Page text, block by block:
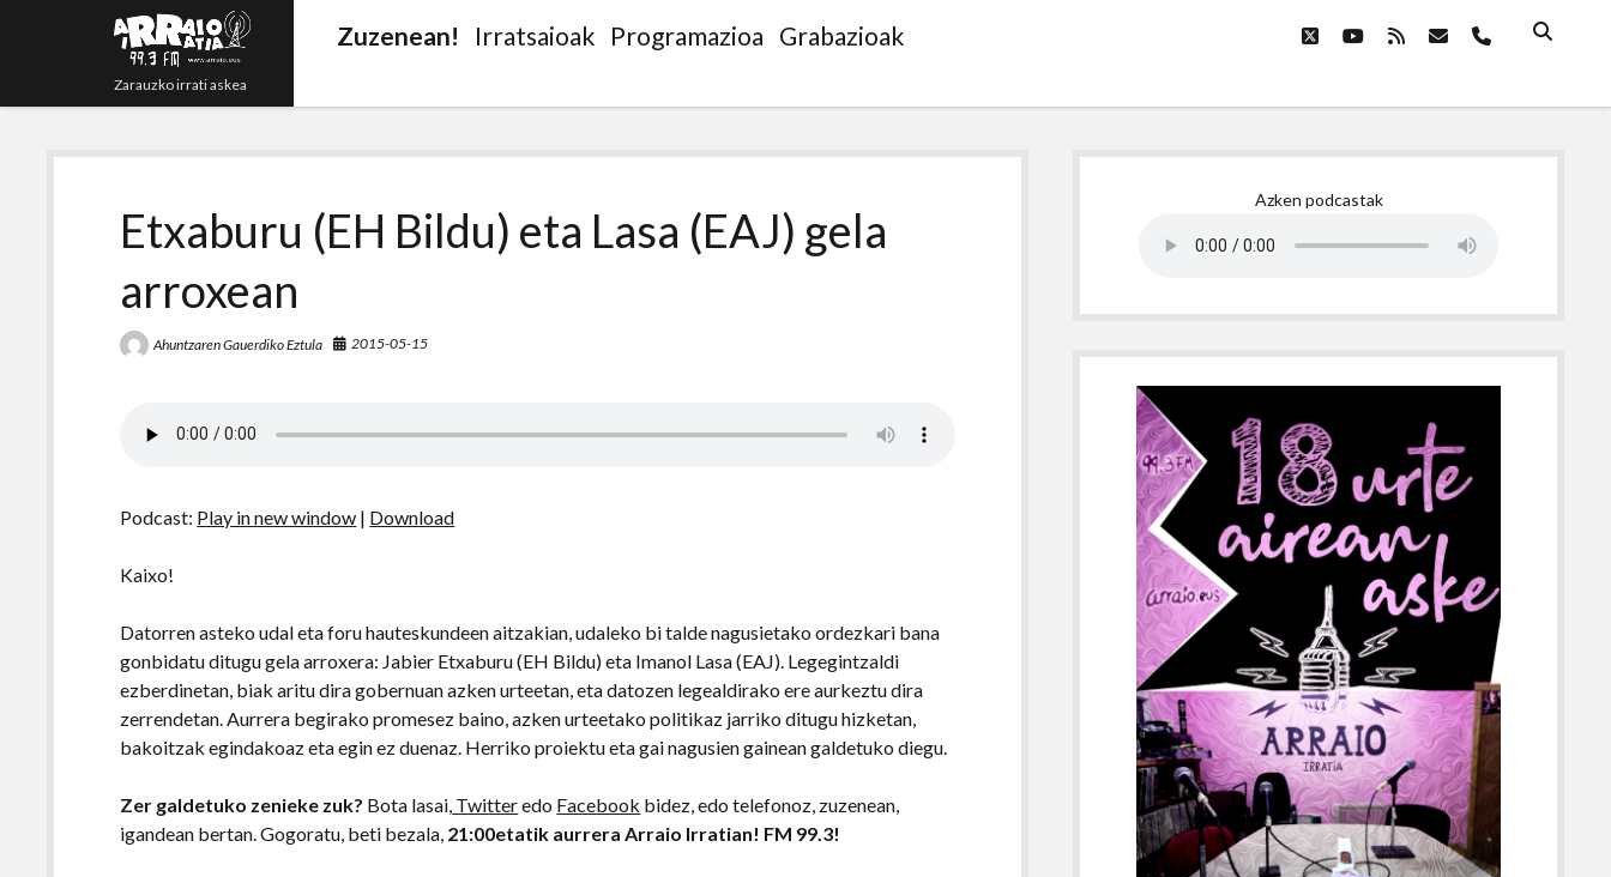
Zarauzko irrati askea
Zuzenean! Irratsaioak Programazioa Grabazioak twitteryoutube
rss emailphone
Etxaburu (EH Bildu) eta Lasa (EAJ) gela
arroxean
Ahuntzaren Gauerdiko Eztula 2015-05-15
Podcast: Play in new window | Download
Kaixo!
Datorren asteko udal eta foru hauteskundeen aitzakian, udaleko bi talde nagusietako ordezkari bana
gonbidatu ditugu gela arroxera: Jabier Etxaburu (EH Bildu) eta Imanol Lasa (EAJ). Legegintzaldi
ezberdinetan, biak aritu dira gobernuan azken urteetan, eta datozen legealdirako ere aurkeztu dira
zerrendetan. Aurrera begirako promesez baino, azken urteetako politikaz jarriko ditugu hizketan,
bakoitzak egindakoaz eta egin ez duenaz. Herriko proiektu eta gai nagusien gainean galdetuko diegu.
Zer galdetuko zenieke zuk? Bota lasai, Twitteredo Facebook bidez, edo telefonoz, zuzenean,
igandean bertan. Gogoratu, beti bezala, 21:00etatik aurrera Arraio Irratian! FM 99.3!
Azken podcastak